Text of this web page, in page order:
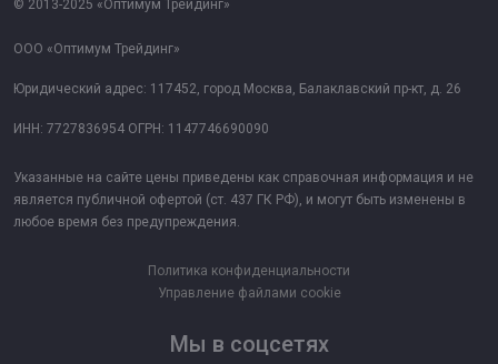
© 2013-2025 «Оптимум Трейдинг»
ООО «Оптимум Трейдинг»
Юридический адрес: 117452, город Москва, Балаклавский пр-кт, д. 26
ИНН: 7727836954 ОГРН: 1147746690090
Указанные на сайте цены приведены как справочная информация и не
является публичной офертой (ст. 437 ГК РФ), и могут быть изменены в
любое время без предупреждения.
Политика конфиденциальности
Управление файлами cookie
Мы в соцсетях